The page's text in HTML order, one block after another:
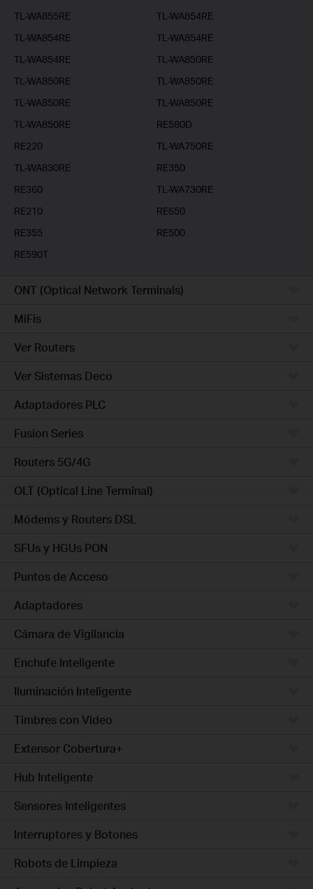
TL-WA855RE
TL-WA854RE
TL-WA854RE
TL-WA854RE
TL-WA854RE
TL-WA850RE
TL-WA850RE
TL-WA850RE
TL-WA850RE
TL-WA850RE
TL-WA850RE
RE580D
RE220
TL-WA750RE
TL-WA830RE
RE350
RE360
TL-WA730RE
RE210
RE650
RE355
RE500
RE590T
ONT (Optical Network Terminals)
MiFis
Ver Routers
Ver Sistemas Deco
Adaptadores PLC
Fusion Series
Routers 5G/4G
OLT (Optical Line Terminal)
Módems y Routers DSL
SFUs y HGUs PON
Puntos de Acceso
Adaptadores
Cámara de Vigilancia
Enchufe Inteligente
Iluminación Inteligente
Timbres con Video
Extensor Cobertura+
Hub Inteligente
Sensores Inteligentes
Interruptores y Botones
Robots de Limpieza